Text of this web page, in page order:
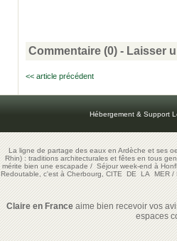
Commentaire (0) - Laisser
<< article précédent
Hébergement & Support
La ligne de partage des eaux en Ardèche et ses
Rhin) : traditions architecturales et fêtes en tous
mérite bien une escapade/Séjour week-end à
Redoutable, c'est à Cherbourg, CITE DE LA MER/
Claire en Franceaime bien recevoir vos
espaces